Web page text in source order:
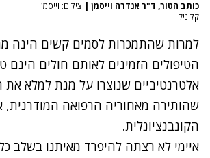
כותב הטור, ד"ר אנדרה וייסמן | צילום: וייסמן
קליניק
למרות שהתמכרות לסמים קשים הינה
הטיפולים הזמינים לאותם חולים הינם
אלטרנטיביים שנוצרו על מנת למלא
שהותירה מאחוריה הרפואה
הקונבנציונלית.
איימי לא רצתה להיפרד מאיתנו בשלב